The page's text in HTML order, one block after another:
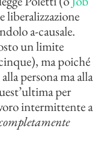
liberalizzazione
a-causale.
un limite
ma poiché
persona ma alla
per
intermittente a